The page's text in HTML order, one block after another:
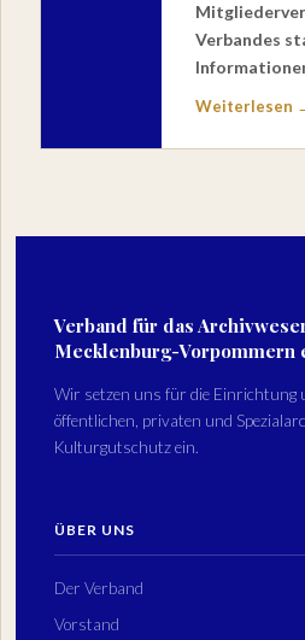
Verbandes
Weiterlesen
Verband für das
Mecklenburg-Vorpommern
Wir setzen uns für die Einrichtung
öffentlichen, privaten und
Kulturgutschutz ein.
ÜBER UNS
Der Verband
Vorstand